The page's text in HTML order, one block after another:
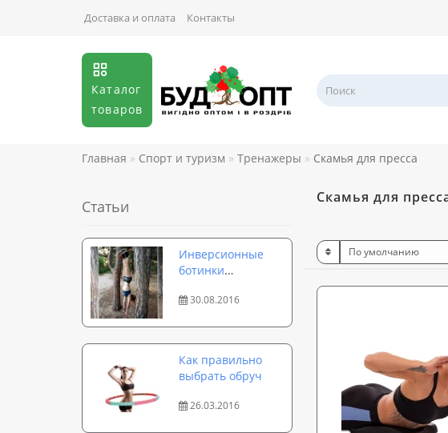
Доставка и оплата Контакты
Каталог
товаров
Главная Спорт и туризм Тренажеры Скамья для пресса
Статьи
Инверсионные
ботинки
особенности
30.08.2016
Как правильно
выбрать обруч
26.03.2016
Скамья для